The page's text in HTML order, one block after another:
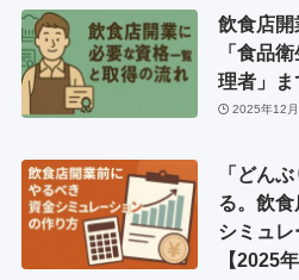
飲食店開
「食品
理者」
2025年12
「どん
る。飲
シミュ
【2025